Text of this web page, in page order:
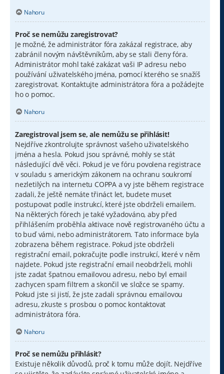
Nahoru
Proč se nemůžu zaregistrovat?
Je možné, že administrátor fóra zakázal registrace, aby
zabránil novým návštěvníkům, aby se stali členy fóra.
Administrátor mohl také zakázat vaši IP adresu nebo
používání uživatelského jména, pomocí kterého se snažíš
zaregistrovat. Kontaktujte administrátora fóra a požádejte
ho o pomoc.
Nahoru
Zaregistroval jsem se, ale nemůžu se přihlásit!
Nejdříve zkontrolujte správnost vašeho uživatelského
jména a hesla. Pokud jsou správné, mohly se stát
následující dvě věci. Pokud je ve fóru povolena registrace
v souladu s americkým zákonem na ochranu soukromí
nezletilých na internetu COPPA a vy jste během registrace
zadali, že ještě nemáte třináct let, budete muset
postupovat podle instrukcí, které jste obdrželi emailem.
Na některých fórech je také vyžadováno, aby před
přihlášením proběhla aktivace nově registrovaného účtu a
to buď vámi, nebo administrátorem. Tato informace byla
zobrazena během registrace. Pokud jste obdrželi
registrační email, pokračujte podle instrukcí, které v něm
najdete. Pokud jste registrační email neobdrželi, mohli
jste zadat špatnou emailovou adresu, nebo byl email
zachycen spam filtrem a skončil ve složce se spamy.
Pokud jste si jistí, že jste zadali správnou emailovou
adresu, zkuste s prosbou o pomoc kontaktovat
administrátora fóra.
Nahoru
Proč se nemůžu přihlásit?
Existuje několik důvodů, proč k tomu může dojít. Nejdříve